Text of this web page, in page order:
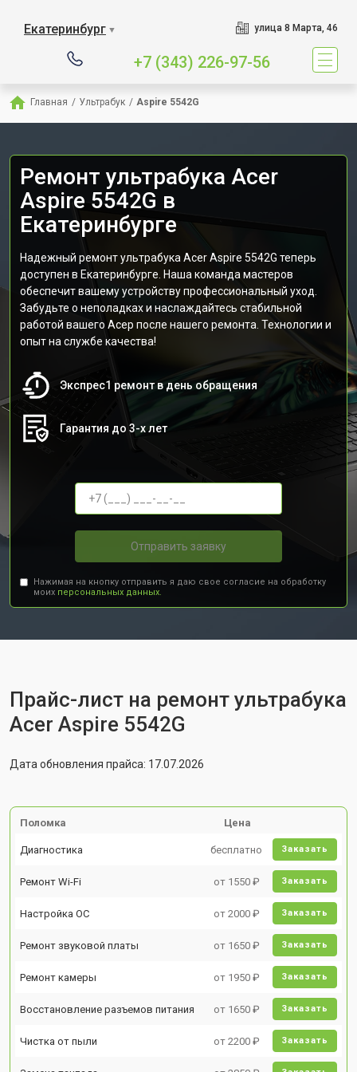
Екатеринбург ▼ улица 8 Марта, 46
+7 (343) 226-97-56
Главная / Ультрабук / Aspire 5542G
Ремонт ультрабука Acer
Aspire 5542G в
Екатеринбурге
Надежный ремонт ультрабука Acer Aspire 5542G теперь
доступен в Екатеринбурге. Наша команда мастеров
обеспечит вашему устройству профессиональный уход.
Забудьте о неполадках и наслаждайтесь стабильной
работой вашего Асер после нашего ремонта. Технологии и
опыт на службе качества!
Экспрес1 ремонт в день обращения
Гарантия до 3-х лет
Отправить заявку
Нажимая на кнопку отправить я даю свое согласие на обработку
моих персональных данных.
Прайс-лист на ремонт ультрабука
Acer Aspire 5542G
Дата обновления прайса: 17.07.2026
Поломка Цена
Диагностика бесплатно Заказать
Ремонт Wi-Fi от 1550 ₽ Заказать
Настройка ОС от 2000 ₽ Заказать
Ремонт звуковой платы от 1650 ₽ Заказать
Ремонт камеры от 1950 ₽ Заказать
Восстановление разъемов питания от 1650 ₽ Заказать
Чистка от пыли от 2200 ₽ Заказать